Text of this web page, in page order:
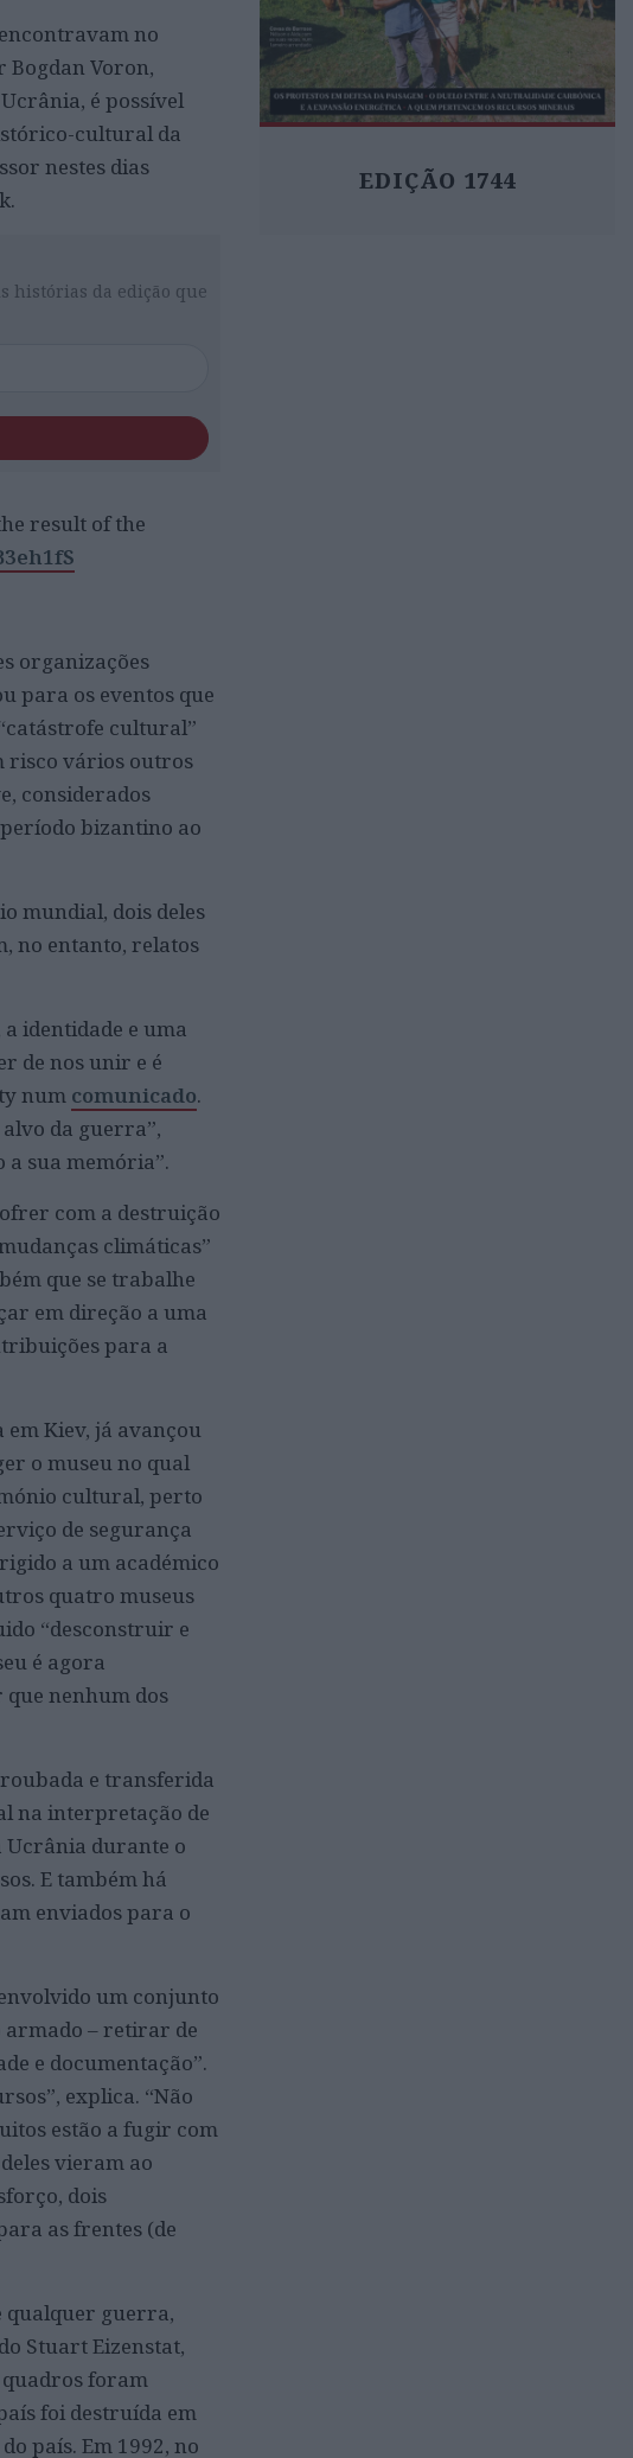
no
Voron,
é possível
cultural da
nestes dias
histórias da edição que
result of the
organizações
para os eventos que
cultural”
risco vários outros
considerados
bizantino ao
mundial, dois deles
no entanto, relatos
identidade e uma
de nos unir e é
num comunicado.
da guerra”,
a sua memória”.
com a destruição
climáticas”
que se trabalhe
em direção a uma
para a
Kiev, já avançou
o museu no qual
cultural, perto
de segurança
a um académico
quatro museus
“desconstruir e
é agora
que nenhum dos
e transferida
na interpretação de
Ucrânia durante o
E também há
enviados para o
um conjunto
armado – retirar de
e documentação”.
explica. “Não
estão a fugir com
vieram ao
dois
as frentes (de
qualquer guerra,
Stuart Eizenstat,
quadros foram
foi destruída em
país. Em 1992, no
EDIÇÃO 1744